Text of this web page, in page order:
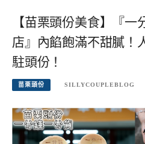
【苗栗頭份美食】『
店』內餡飽滿不甜膩！
駐頭份！
苗栗頭份 SILLYCOUPLEBLOG